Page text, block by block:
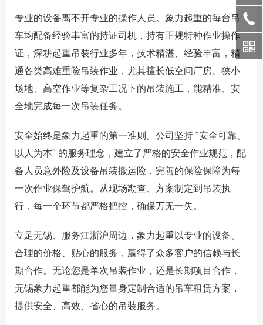
专业的设备离不开专业的操作人员。象力起重的每台吊
车均配备经验丰富的持证司机，持有正规特种作业操作
证，深耕起重吊装行业多年，技术精湛、经验丰富，精
通各类高难重险吊装作业，尤其擅长低空间厂房、狭小
场地、高空作业等复杂工况下的吊装施工，能精准、安
全地完成每一次吊装任务。
安全始终是象力起重的第一准则。公司坚持 "安全可靠、
以人为本" 的服务理念，建立了严格的安全作业规范，配
备人员意外险及设备吊装搬运险，完善的保险保障为每
一次作业保驾护航。从现场勘查、方案制定到吊装执
行，每一个环节都严格把控，确保万无一失。
立足无锡、服务江浙沪周边，象力起重以专业的设备、
合理的价格、贴心的服务，赢得了众多客户的信赖与长
期合作。无论您是单次吊装作业，还是长期项目合作，
无锡象力起重都能为您量身定制合适的吊车租赁方案，
提供安全、高效、省心的吊装服务。